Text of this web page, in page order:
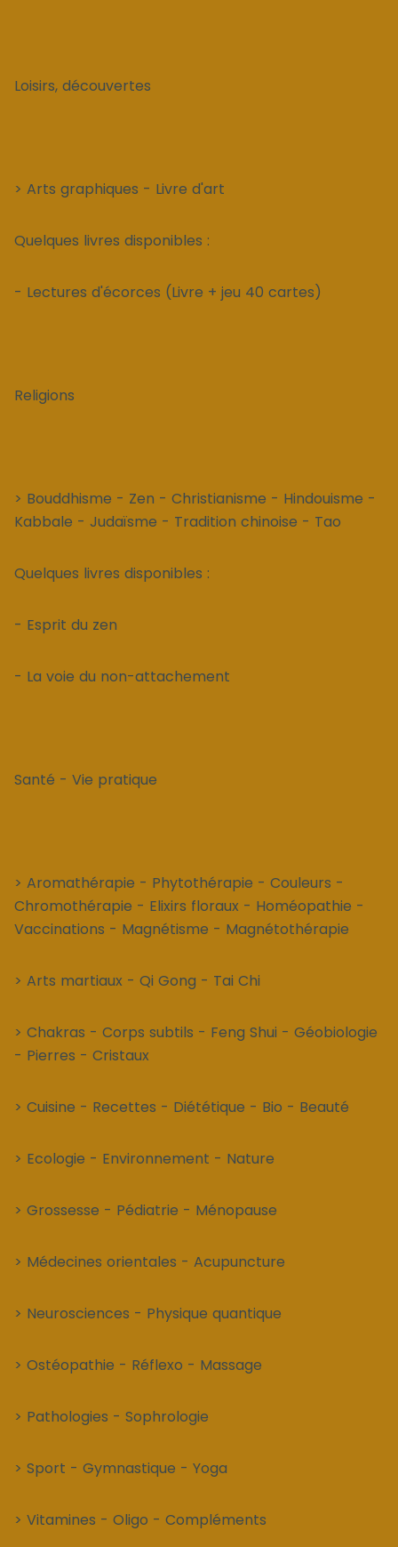
Loisirs, découvertes
> Arts graphiques - Livre d'art
Quelques livres disponibles :
- Lectures d'écorces (Livre + jeu 40 cartes)
Religions
> Bouddhisme - Zen - Christianisme - Hindouisme -
Kabbale - Judaïsme - Tradition chinoise - Tao
Quelques livres disponibles :
- Esprit du zen
- La voie du non-attachement
Santé - Vie pratique
> Aromathérapie - Phytothérapie - Couleurs -
Chromothérapie - Elixirs floraux - Homéopathie -
Vaccinations - Magnétisme - Magnétothérapie
> Arts martiaux - Qi Gong - Tai Chi
> Chakras - Corps subtils - Feng Shui - Géobiologie
- Pierres - Cristaux
> Cuisine - Recettes - Diététique - Bio - Beauté
> Ecologie - Environnement - Nature
> Grossesse - Pédiatrie - Ménopause
> Médecines orientales - Acupuncture
> Neurosciences - Physique quantique
> Ostéopathie - Réflexo - Massage
> Pathologies - Sophrologie
> Sport - Gymnastique - Yoga
> Vitamines - Oligo - Compléments